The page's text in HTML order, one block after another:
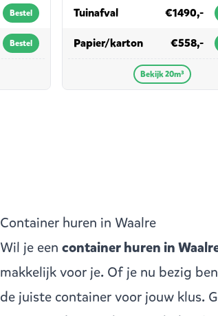
Bestel
Bestel
Tuinafvalin 20m³ €1490,-
Papier/kartonin 20m³€558,-
Bekijk 20m³
Container huren in Waalre
Wil je een container huren in
makkelijk voor je. Of je nu bezig
de juiste container voor jouw klus.